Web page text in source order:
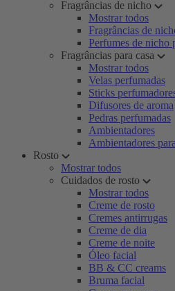
Fragrâncias de nicho
Mostrar todos
Fragrâncias de
Perfumes de nicho
Fragrâncias para casa
Mostrar todos
Velas perfumadas
Sticks
Difusores de aroma
Pedras perfumadas
Ambientadores
Ambientadores
Rosto
Mostrar todos
Cuidados de rosto
Mostrar todos
Creme de rosto
Cremes antirrugas
Creme de dia
Creme de noite
Óleo facial
BB & CC creams
Bruma facial